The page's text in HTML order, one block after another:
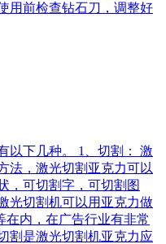
用前检查钻石刀，调整好
以下几种。 1、切割： 激
法，激光切割亚克力可以
，可切割字，可切割图
光切割机可以用亚克力做
在内，在广告行业有非常
割是激光切割机亚克力应